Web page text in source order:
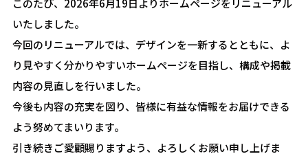
いたしました。
今回のリニューアルでは、デザインを一新するとともに、よ
り見やすく分かりやすいホームページを目指し、構成や掲載
内容の見直しを行いました。
今後も内容の充実を図り、皆様に有益な情報をお届けできる
よう努めてまいります。
引き続きご愛顧賜りますよう、よろしくお願い申し上げま